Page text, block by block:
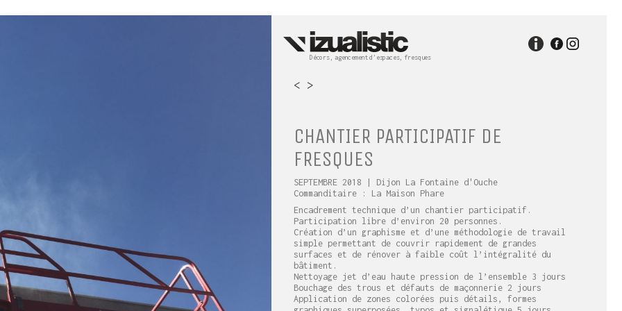
Décors, agencement d’espaces, fresques
< >
CHANTIER PARTICIPATIF DE
FRESQUES
SEPTEMBRE 2018 | Dijon La Fontaine d'Ouche
Commanditaire : La Maison Phare
Encadrement technique d’un chantier participatif.
Participation libre d’environ 20 personnes.
Création d’un graphisme et d’une méthodologie de travail
simple permettant de couvrir rapidement de grandes
surfaces et de rénover à faible coût l’intégralité du
bâtiment.
Nettoyage jet d’eau haute pression de l’ensemble 3 jours
Bouchage des trous et défauts de maçonnerie 2 jours
Application de zones colorées puis détails, formes